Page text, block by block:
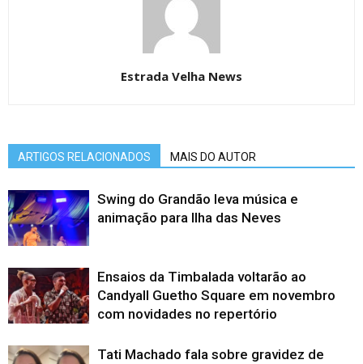
Estrada Velha News
ARTIGOS RELACIONADOS MAIS DO AUTOR
Swing do Grandão leva música e
animação para Ilha das Neves
Ensaios da Timbalada voltarão ao
Candyall Guetho Square em novembro
com novidades no repertório
Tati Machado fala sobre gravidez de